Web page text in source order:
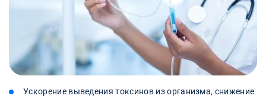
Ускорение выведения токсинов из организма, снижение